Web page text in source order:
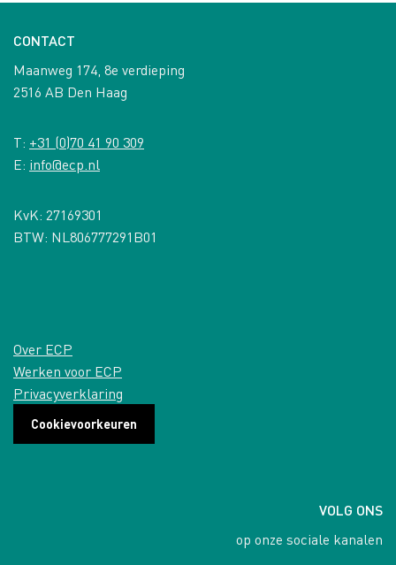
CONTACT
Maanweg 174, 8e verdieping
2516 AB Den Haag
T: +31 (0)70 41 90 309
E: info@ecp.nl
KvK: 27169301
BTW: NL806777291B01
Over ECP
Werken voor ECP
Privacyverklaring
Cookievoorkeuren
VOLG ONS
op onze sociale kanalen